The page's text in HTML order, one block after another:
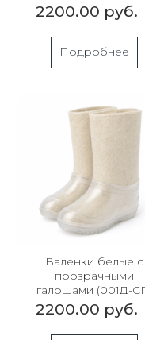
2200.00 руб.
Подробнее
Валенки белые с
прозрачными
галошами (001Д-
2200.00 руб.